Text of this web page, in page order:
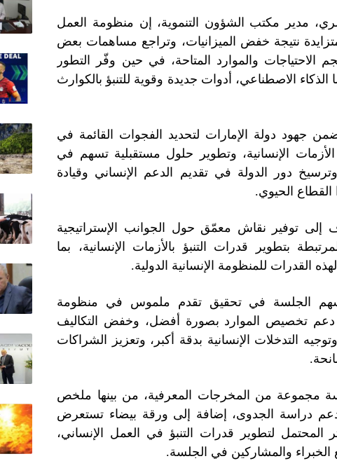
مدير مكتب الشؤون التنموية، إن منظومة العمل
متزايدة نتيجة خفض الميزانيات، وتراجع مساهمات بعض
الاحتياجات والموارد المتاحة، في حين وفّر التطور
الذكاء الاصطناعي، أدوات جديدة وقوية للتنبؤ بالكوارث
جهود دولة الإمارات لتحديد الفجوات القائمة في
الإنسانية، وتطوير حلول مستقبلية تسهم في
دور الدولة في تقديم الدعم الإنساني وقيادة
القطاع الحيوي.
توفير نقاش معمّق حول الجوانب الإستراتيجية
بتطوير قدرات التنبؤ بالأزمات الإنسانية، بما
القدرات للمنظومة الإنسانية الدولية.
الجلسة في تحقيق تقدم ملموس في منظومة
دعم تخصيص الموارد بصورة أفضل، وخفض التكاليف
التدخلات الإنسانية بدقة أكبر، وتعزيز الشراكات
مجموعة من المخرجات المعرفية، من بينها ملخص
دراسة الجدوى، إضافة إلى ورقة بيضاء تستعرض
المحتمل لتطوير قدرات التنبؤ في العمل الإنساني،
الخبراء والمشاركين في الجلسة.